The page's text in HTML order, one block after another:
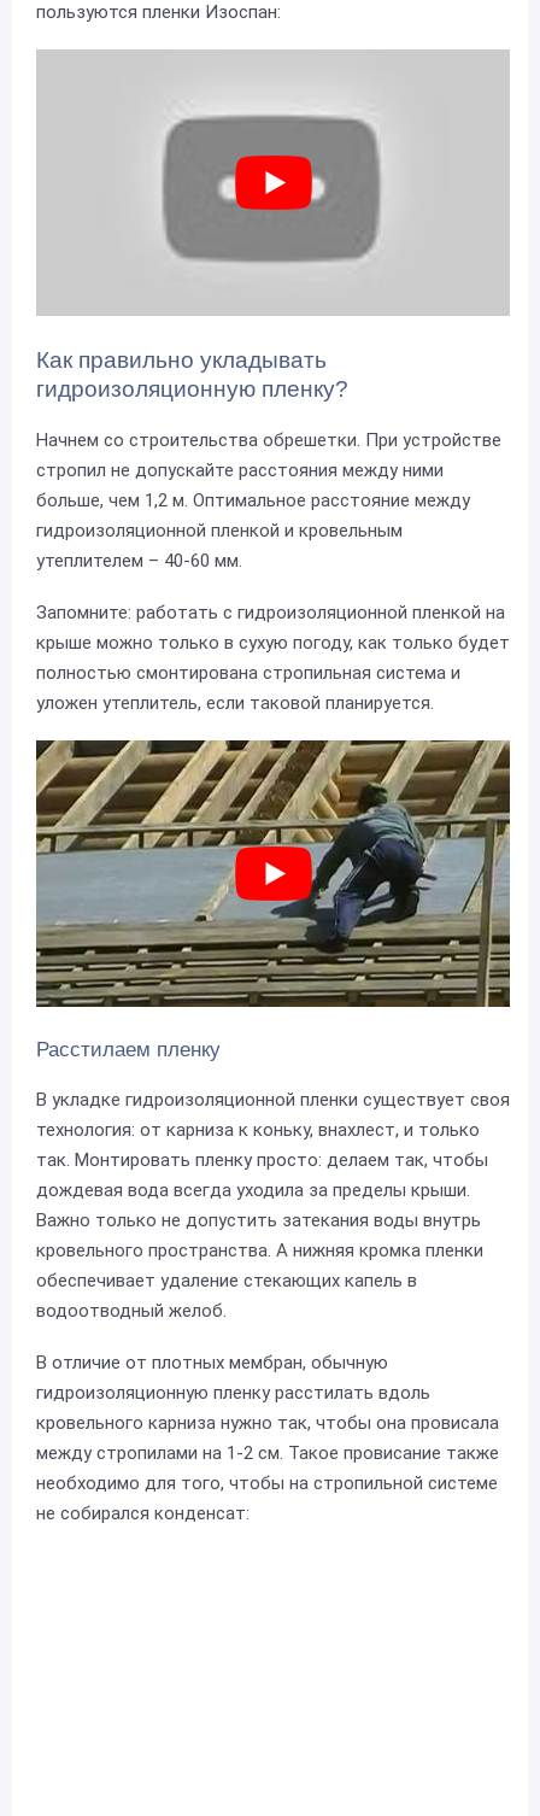
пользуются пленки Изоспан:
Как правильно укладывать
гидроизоляционную пленку?
Начнем со строительства обрешетки. При устройстве
стропил не допускайте расстояния между ними
больше, чем 1,2 м. Оптимальное расстояние между
гидроизоляционной пленкой и кровельным
утеплителем – 40-60 мм.
Запомните: работать с гидроизоляционной пленкой на
крыше можно только в сухую погоду, как только будет
полностью смонтирована стропильная система и
уложен утеплитель, если таковой планируется.
Расстилаем пленку
В укладке гидроизоляционной пленки существует своя
технология: от карниза к коньку, внахлест, и только
так. Монтировать пленку просто: делаем так, чтобы
дождевая вода всегда уходила за пределы крыши.
Важно только не допустить затекания воды внутрь
кровельного пространства. А нижняя кромка пленки
обеспечивает удаление стекающих капель в
водоотводный желоб.
В отличие от плотных мембран, обычную
гидроизоляционную пленку расстилать вдоль
кровельного карниза нужно так, чтобы она провисала
между стропилами на 1-2 см. Такое провисание также
необходимо для того, чтобы на стропильной системе
не собирался конденсат: